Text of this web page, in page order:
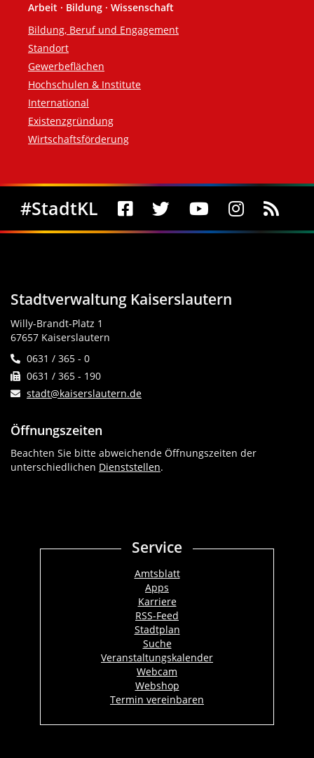
Arbeit · Bildung · Wissenschaft
Bildung, Beruf und Engagement
Standort
Gewerbeflächen
Hochschulen & Institute
International
Existenzgründung
Wirtschaftsförderung
Social Media
#StadtKL
Stadtverwaltung Kaiserslautern
Willy-Brandt-Platz 1
67657 Kaiserslautern
0631 / 365 - 0
0631 / 365 - 190
stadt@kaiserslautern.de
Öffnungszeiten
Beachten Sie bitte abweichende Öffnungszeiten der
unterschiedlichen Dienststellen.
Service
Amtsblatt
Apps
Karriere
RSS-Feed
Stadtplan
Suche
Veranstaltungskalender
Webcam
Webshop
Termin vereinbaren